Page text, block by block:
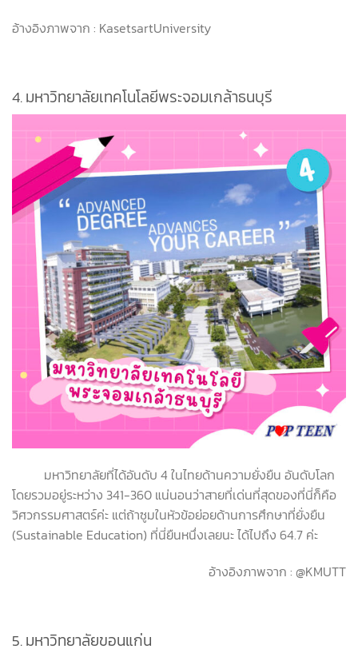
อ้างอิงภาพจาก : KasetsartUniversity
4.มหาวิทยาลัยเทคโนโลยีพระจอมเกล้าธนบุรี
มหาวิทยาลัยที่ได้อันดับ 4 ในไทยด้านความยั่งยืน อันดับโลก
โดยรวมอยู่ระหว่าง 341-360 แน่นอนว่าสายที่เด่นที่สุดของที่นี่ก็คือ
วิศวกรรมศาสตร์ค่ะ แต่ถ้าซูมในหัวข้อย่อยด้านการศึกษาที่ยั่งยืน
(Sustainable Education) ที่นี่ยืนหนึ่งเลยนะ ได้ไปถึง 64.7 ค่ะ
อ้างอิงภาพจาก : @KMUTT
5. มหาวิทยาลัยขอนแก่น